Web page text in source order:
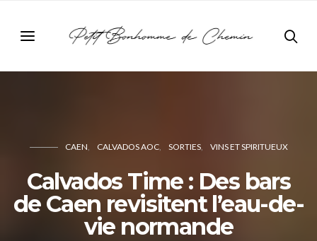
CAEN CALVADOS AOC SORTIES VINS ET SPIRITUEUX
Calvados Time : Des bars
de Caen revisitent l’eau-de-
vie normande